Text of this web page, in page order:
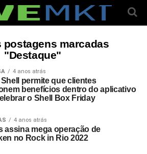
postagens marcadas
"Destaque"
4 anos atrás
Shell permite que clientes
benefícios dentro do aplicativo
o Shell Box Friday
4 anos atrás
assina mega operação de
no Rock in Rio 2022